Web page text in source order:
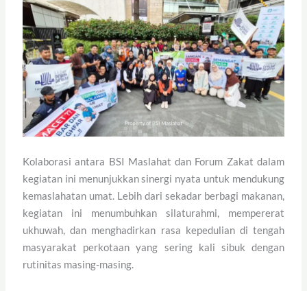
Kolaborasi antara BSI Maslahat dan Forum Zakat dalam
kegiatan ini menunjukkan sinergi nyata untuk mendukung
kemaslahatan umat. Lebih dari sekadar berbagi makanan,
kegiatan ini menumbuhkan silaturahmi, mempererat
ukhuwah, dan menghadirkan rasa kepedulian di tengah
masyarakat perkotaan yang sering kali sibuk dengan
rutinitas masing-masing.